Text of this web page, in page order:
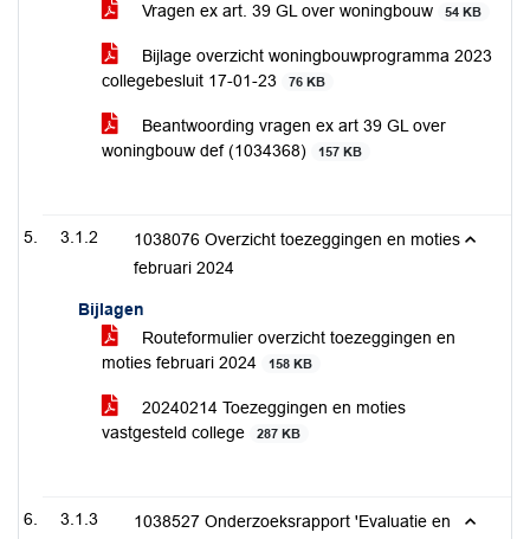
Vragen ex art. 39 GL over woningbouw 54 KB
Bijlage overzicht woningbouwprogramma 2023
collegebesluit 17-01-23
76 KB
Beantwoording vragen ex art 39 GL over
woningbouw def (1034368)
157 KB
3.1.2
1038076 Overzicht toezeggingen en moties
februari 2024
Bijlagen
Routeformulier overzicht toezeggingen en
moties februari 2024
158 KB
20240214 Toezeggingen en moties
vastgesteld college
287 KB
3.1.3
1038527 Onderzoeksrapport 'Evaluatie en